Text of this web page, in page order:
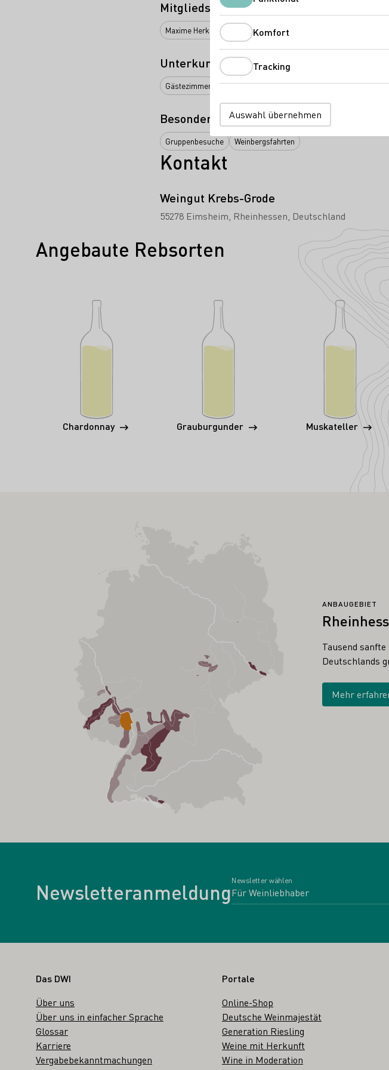
Mitgliedschaften
Maxime Herkunft Rheinhessen e.V.
Unterkunftsarten
Gästezimmer
Besondere Angebote
Gruppenbesuche Weinbergsfahrten
Kontakt
Weingut Krebs-Grode
55278 Eimsheim Rheinhessen Deutschland
Angebaute Rebsorten
Chardonnay Grauburgunder Muskateller
ANBAUGEBIET
Tausend
Deutschlands
Mehr
Newsletteranmeldung
Newsletter wählen
Fußbereich
Das DWI
Über uns
Über uns in einfacher Sprache
Glossar
Karriere
Vergabebekanntmachungen
Portale
Online-Shop
Deutsche Weinmajestät
Generation Riesling
Weine mit Herkunft
Wine in Moderation
Funktional
Komfort
Tracking
Auswahl übernehmen